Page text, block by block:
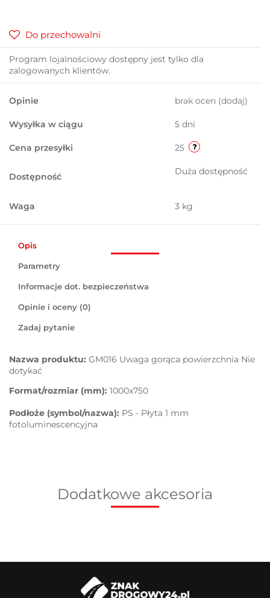
Do przechowalni
Program lojalnościowy dostępny jest tylko dla
zalogowanych klientów.
Opinie brak ocen (dodaj)
Wysyłka w ciągu 5 dni
Cena przesyłki 25
Dostępność Duża dostępność
Waga 3 kg
Opis
Parametry
Informacje dot. bezpieczeństwa
Opinie i oceny (0)
Zadaj pytanie
Nazwa produktu: GM016 Uwaga gorąca powierzchnia Nie
dotykać
Format/rozmiar (mm): 1000x750
Podłoże (symbol/nazwa): PS - Płyta 1 mm
fotoluminescencyjna
Dodatkowe akcesoria